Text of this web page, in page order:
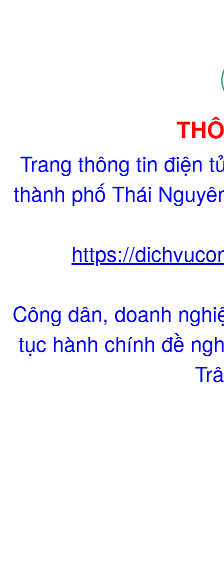
Trang thông tin điện
thành phố Thái
https://
Công dân, doanh
tục hành chính đề